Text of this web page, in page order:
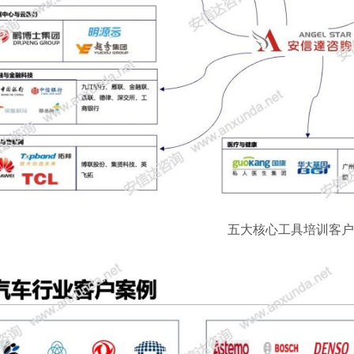
五大核心工具培训客